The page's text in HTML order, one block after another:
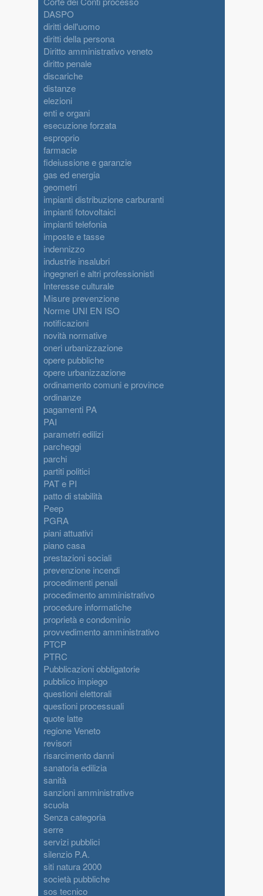
DASPO
diritti dell'uomo
diritti della persona
Diritto amministrativo veneto
diritto penale
discariche
distanze
elezioni
enti e organi
esecuzione forzata
esproprio
farmacie
fideiussione e garanzie
gas ed energia
geometri
impianti distribuzione carburanti
impianti fotovoltaici
impianti telefonia
imposte e tasse
indennizzo
industrie insalubri
ingegneri e altri professionisti
Interesse culturale
Misure prevenzione
Norme UNI EN ISO
notificazioni
novità normative
oneri urbanizzazione
opere pubbliche
opere urbanizzazione
ordinamento comuni e province
ordinanze
pagamenti PA
PAI
parametri edilizi
parcheggi
parchi
partiti politici
PAT e PI
patto di stabilità
Peep
PGRA
piani attuativi
piano casa
prestazioni sociali
prevenzione incendi
procedimenti penali
procedimento amministrativo
procedure informatiche
proprietà e condominio
provvedimento amministrativo
PTCP
PTRC
Pubblicazioni obbligatorie
pubblico impiego
questioni elettorali
questioni processuali
quote latte
regione Veneto
revisori
risarcimento danni
sanatoria edilizia
sanità
sanzioni amministrative
scuola
Senza categoria
serre
servizi pubblici
silenzio P.A.
siti natura 2000
società pubbliche
sos tecnico